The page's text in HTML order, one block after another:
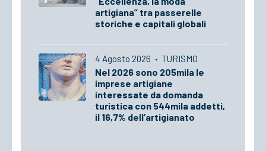
artigiana” tra passerelle
storiche e capitali globali
4 Agosto 2026 · TURISMO
Nel 2026 sono 205mila le
imprese artigiane
interessate da domanda
turistica con 544mila addetti,
il 16,7% dell’artigianato